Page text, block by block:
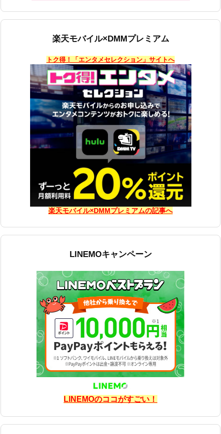
楽天モバイル×DMMプレミアム
トク得！「エンタメセレクション」サイトへ
楽天モバイル×DMMプレミアムの記事へ
LINEMOキャンペーン
LINEMOのココがすごい！